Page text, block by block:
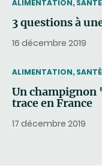
THEMATIC
ALIMENTATION,
3 questions à
16 décembre 2019
THEMATIC
ALIMENTATION,
Un champignon
trace en France
17 décembre 2019